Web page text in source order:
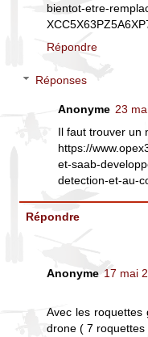
bientot-etre-
Répondre
Réponses
Anonyme 23
Il faut trouver un
https://
et-saab-
detection-et-au-
Répondre
Anonyme 17 mai
Avec les roquettes
drone ( 7 roquettes